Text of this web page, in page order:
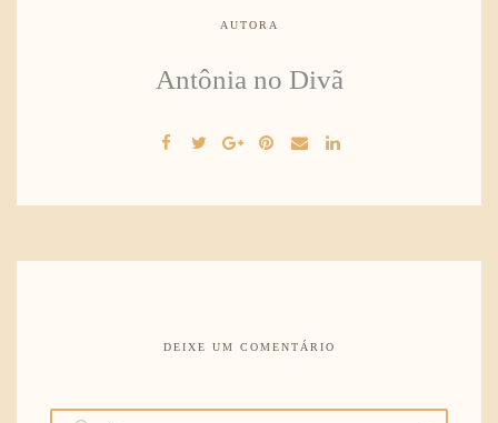
AUTORA
Antônia no Divã
DEIXE UM COMENTÁRIO